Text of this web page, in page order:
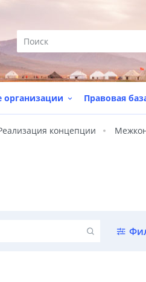
организации Правовая
концепции